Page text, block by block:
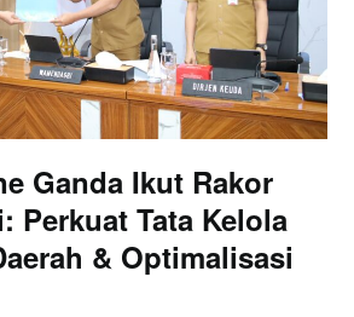
Ganda Ikut Rakor
Perkuat Tata Kelola
& Optimalisasi